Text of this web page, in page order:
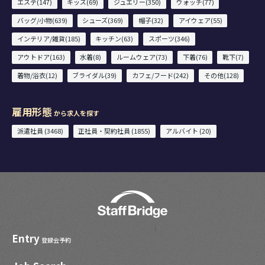
バッグ/小物(639)
シューズ(369) 帽子(32)
アイウェア(55)
インテリア/雑貨(185)
キッチン(63)
スポーツ(346)
アウトドア(163)
水着(8) ルームウェア(73) 下着(76)
靴下(7)
着物/浴衣(12)
ブライダル(39) カフェ/フード(242) その他(128)
雇用形態 から求人を探す
派遣社員 (3468)
正社員・契約社員 (1855) アルバイト (20)
Entry 登録会予約